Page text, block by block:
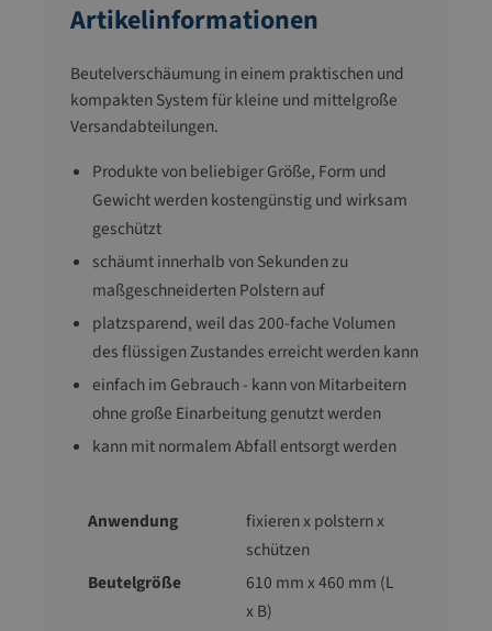
Artikelinformationen
Beutelverschäumung in einem praktischen und
kompakten System für kleine und mittelgroße
Versandabteilungen.
Produkte von beliebiger Größe, Form und
Gewicht werden kostengünstig und wirksam
geschützt
schäumt innerhalb von Sekunden zu
maßgeschneiderten Polstern auf
platzsparend, weil das 200-fache Volumen
des flüssigen Zustandes erreicht werden kann
einfach im Gebrauch - kann von Mitarbeitern
ohne große Einarbeitung genutzt werden
kann mit normalem Abfall entsorgt werden
Anwendung
fixieren x polstern x
schützen
Beutelgröße
610 mm x 460 mm (L
x B)